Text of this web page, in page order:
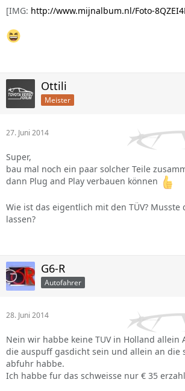
[IMG: http://www.mijnalbum.nl/Foto-
Ottili
Meister
27. Juni 2014
Super,
bau mal noch ein paar solcher Teile
dann Plug and Play verbauen können
Wie ist das eigentlich mit den TÜV? Musste
lassen?
G6-R
Autofahrer
28. Juni 2014
Nein wir habbe keine TUV in Holland allein
die auspuff gasdicht sein und allein an die
abfuhr habbe.
Ich habbe fur das schweisse nur € 35